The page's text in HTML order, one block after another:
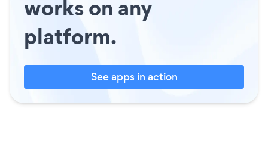
works on any
platform.
See apps in action